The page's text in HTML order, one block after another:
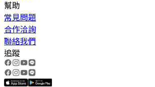
幫助
常見問題
合作洽詢
聯絡我們
追蹤